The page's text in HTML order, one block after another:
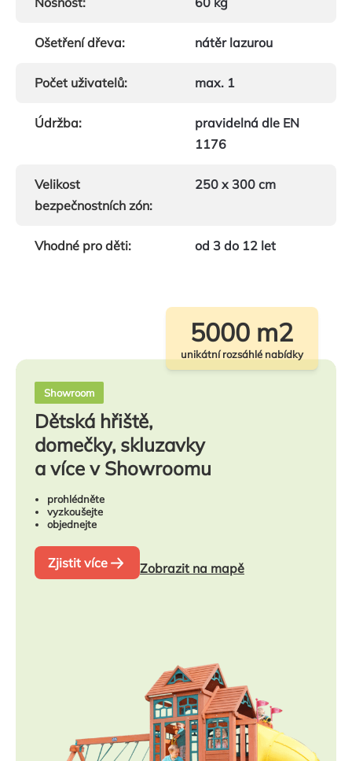
Ošetření dřeva: nátěr lazurou
Počet uživatelů: max. 1
Údržba:
pravidelná dle EN
1176
Velikost
bezpečnostních zón:
250 x 300 cm
Vhodné pro děti: od 3 do 12 let
Showroom
Dětská hřiště,
domečky, skluzavky
a více v Showroomu
prohlédněte
vyzkoušejte
objednejte
Zjistit více Zobrazit na mapě
5000 m2
unikátní rozsáhlé nabídky